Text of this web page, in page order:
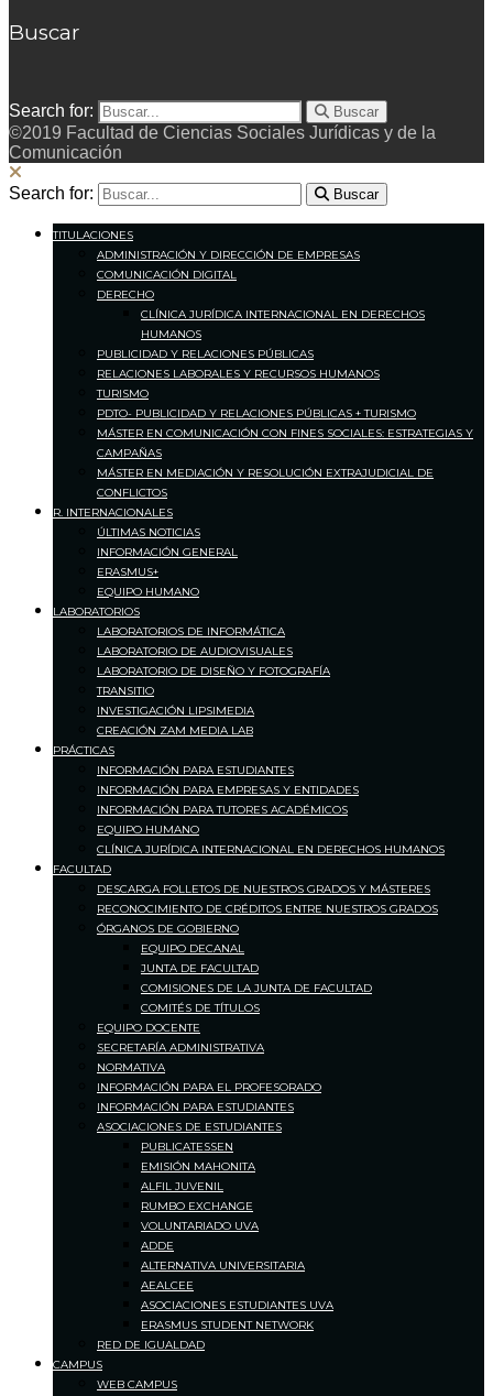
Buscar
Search for: Buscar
©2019 Facultad de Ciencias Sociales Jurídicas y de la
Comunicación
Search for: Buscar
TITULACIONES
ADMINISTRACIÓN Y DIRECCIÓN DE EMPRESAS
COMUNICACIÓN DIGITAL
DERECHO
CLÍNICA JURÍDICA INTERNACIONAL EN DERECHOS
HUMANOS
PUBLICIDAD Y RELACIONES PÚBLICAS
RELACIONES LABORALES Y RECURSOS HUMANOS
TURISMO
PDTO- PUBLICIDAD Y RELACIONES PÚBLICAS + TURISMO
MÁSTER EN COMUNICACIÓN CON FINES SOCIALES: ESTRATEGIAS Y
CAMPAÑAS
MÁSTER EN MEDIACIÓN Y RESOLUCIÓN EXTRAJUDICIAL DE
CONFLICTOS
R. INTERNACIONALES
ÚLTIMAS NOTICIAS
INFORMACIÓN GENERAL
ERASMUS+
EQUIPO HUMANO
LABORATORIOS
LABORATORIOS DE INFORMÁTICA
LABORATORIO DE AUDIOVISUALES
LABORATORIO DE DISEÑO Y FOTOGRAFÍA
TRANSITIO
INVESTIGACIÓN LIPSIMEDIA
CREACIÓN ZAM MEDIA LAB
PRÁCTICAS
INFORMACIÓN PARA ESTUDIANTES
INFORMACIÓN PARA EMPRESAS Y ENTIDADES
INFORMACIÓN PARA TUTORES ACADÉMICOS
EQUIPO HUMANO
CLÍNICA JURÍDICA INTERNACIONAL EN DERECHOS HUMANOS
FACULTAD
DESCARGA FOLLETOS DE NUESTROS GRADOS Y MÁSTERES
RECONOCIMIENTO DE CRÉDITOS ENTRE NUESTROS GRADOS
ÓRGANOS DE GOBIERNO
EQUIPO DECANAL
JUNTA DE FACULTAD
COMISIONES DE LA JUNTA DE FACULTAD
COMITÉS DE TÍTULOS
EQUIPO DOCENTE
SECRETARÍA ADMINISTRATIVA
NORMATIVA
INFORMACIÓN PARA EL PROFESORADO
INFORMACIÓN PARA ESTUDIANTES
ASOCIACIONES DE ESTUDIANTES
PUBLICATESSEN
EMISIÓN MAHONITA
ALFIL JUVENIL
RUMBO EXCHANGE
VOLUNTARIADO UVA
ADDE
ALTERNATIVA UNIVERSITARIA
AEALCEE
ASOCIACIONES ESTUDIANTES UVA
ERASMUS STUDENT NETWORK
RED DE IGUALDAD
CAMPUS
WEB CAMPUS